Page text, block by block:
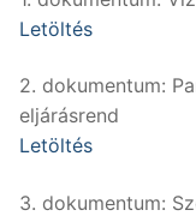
Letöltés
2. dokumentum:
eljárásrend
Letöltés
3. dokumentum: